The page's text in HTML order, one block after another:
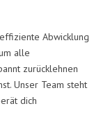
Abwicklung
alle
zurücklehnen
Unser Team steht
dich